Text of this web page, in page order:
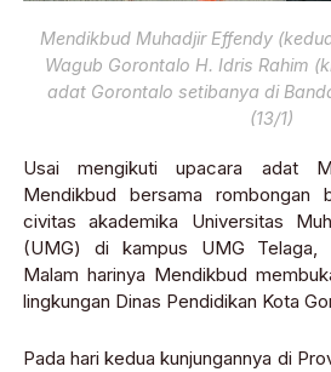
Mendikbud Muhadjir Effendy
Wagub Gorontalo H. Idris Rahim
adat Gorontalo setibanya di
(13/1)
Usai mengikuti upacara adat
Mendikbud bersama rombongan
civitas akademika Universitas
(UMG) di kampus UMG Telaga,
Malam harinya Mendikbud
lingkungan Dinas Pendidikan Kota
Pada hari kedua kunjungannya di